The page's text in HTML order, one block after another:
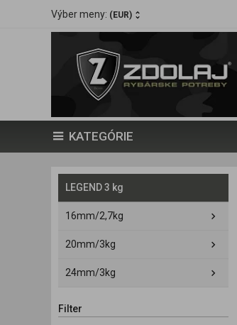
Výber meny: (EUR)
KATEGÓRIE
LEGEND 3 kg
16mm/2,7kg
20mm/3kg
24mm/3kg
Filter